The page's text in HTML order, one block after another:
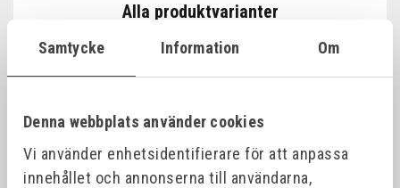
Samtycke Information Om
Denna webbplats använder cookies
Vi använder enhetsidentifierare för att anpassa
innehållet och annonserna till användarna,
Alla produktvarianter